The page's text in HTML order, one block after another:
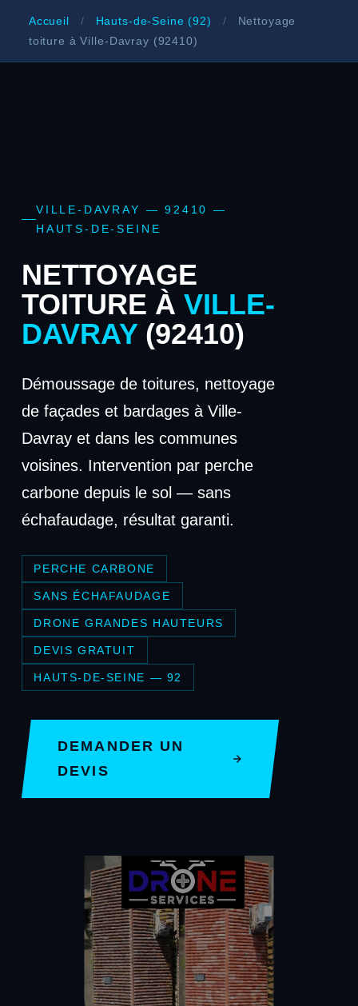
Accueil / Hauts-de-Seine (92) /
Nettoyage
toiture à Ville-Davray (92410)
VILLE-DAVRAY — 92410 —
HAUTS-DE-SEINE
NETTOYAGE
TOITURE À VILLE-
DAVRAY(92410)
Démoussage de toitures, nettoyage
de façades et bardages à Ville-
Davray et dans les communes
voisines. Intervention par perche
carbone depuis le sol — sans
échafaudage, résultat garanti.
PERCHE CARBONE
SANS ÉCHAFAUDAGE
DRONE GRANDES HAUTEURS
DEVIS GRATUIT
HAUTS-DE-SEINE — 92
DEMANDER UN
DEVIS